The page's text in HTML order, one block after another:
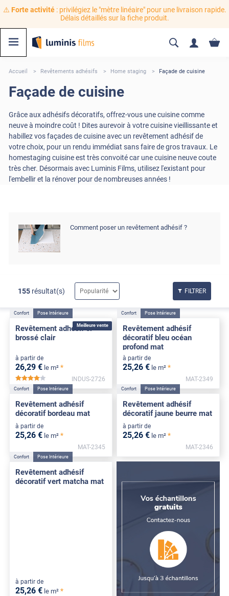
⚠️ Forte activité: privilégiez le "mètre linéaire" pour une livraison rapide.
Délais détaillés sur la fiche produit.
Accueil Revêtements adhésifs Home staging Façade de cuisine
Façade de cuisine
Grâce aux adhésifs décoratifs, offrez-vous une cuisine comme
neuve à moindre coût ! Dites aurevoir à votre cuisine vieillissante et
habillez vos façades de cuisine avec un revêtement adhésif de
votre choix, pour un rendu immédiat sans faire de gros travaux. Le
homestaging cuisine est très convoité car une cuisine neuve coute
très cher. Désormais avec Luminis Films, utilisez l'existant pour
l'embellir et la rénover pour de nombreuses années !
Comment poser un revêtement adhésif ?
155 résultat(s) FILTRER
Meilleure vente
Confort Pose Intérieure
Revêtement adhésif or
brossé clair
à partir de
26,29 € le m² *
*****
INDUS-2726
Confort Pose Intérieure
Revêtement adhésif
décoratif bleu océan
profond mat
à partir de
25,26 € le m² *
MAT-2349
Confort Pose Intérieure
Revêtement adhésif
décoratif bordeau mat
à partir de
25,26 € le m² *
MAT-2345
Confort Pose Intérieure
Revêtement adhésif
décoratif jaune beurre mat
à partir de
25,26 € le m² *
MAT-2346
Confort Pose Intérieure
Revêtement adhésif
décoratif vert matcha mat
à partir de
25,26 € le m² *